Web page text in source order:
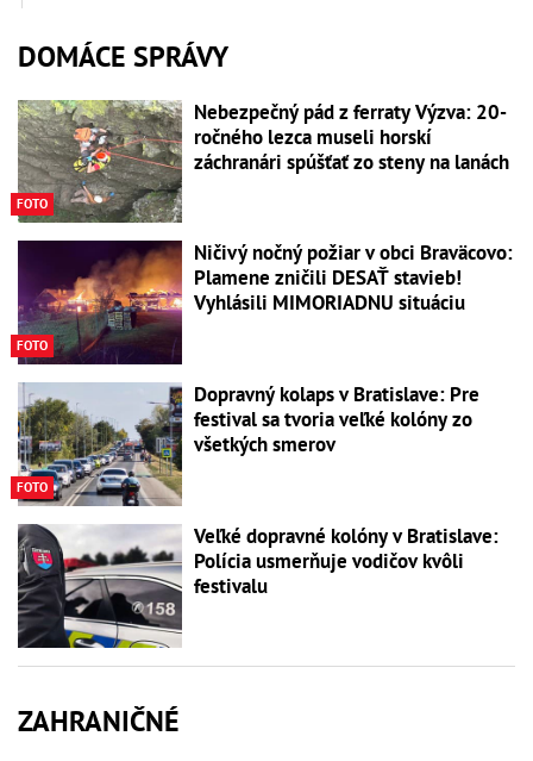
DOMÁCE SPRÁVY
FOTO
Nebezpečný pád z ferraty Výzva: 20-
ročného lezca museli horskí
záchranári spúšťať zo steny na lanách
FOTO
Ničivý nočný požiar v obci Braväcovo:
Plamene zničili DESAŤ stavieb!
Vyhlásili MIMORIADNU situáciu
FOTO
Dopravný kolaps v Bratislave: Pre
festival sa tvoria veľké kolóny zo
všetkých smerov
Veľké dopravné kolóny v Bratislave:
Polícia usmerňuje vodičov kvôli
festivalu
ZAHRANIČNÉ